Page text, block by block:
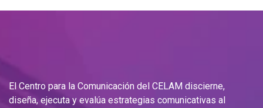
El Centro para la Comunicación del CELAM discierne,
diseña, ejecuta y evalúa estrategias comunicativas al